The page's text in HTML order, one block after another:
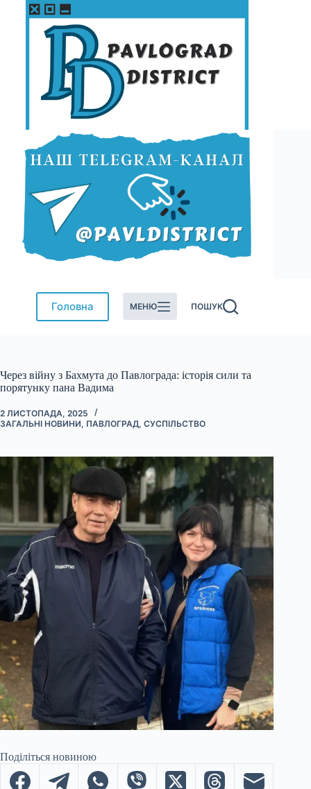
Перейти
Головна МЕНЮ ПОШУК
Через війну з Бахмута до Павлограда: історія сили та
порятунку пана Вадима
2 ЛИСТОПАДА, 2025
ЗАГАЛЬНІ НОВИНИ, ПАВЛОГРАД, СУСПІЛЬСТВО
Поділіться новиною